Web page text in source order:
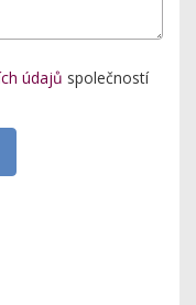
údajů společností